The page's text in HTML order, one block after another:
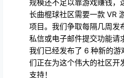
★★★★★
毫无疑问
不错的游戏，推荐玩和购买
上游戏的控制按钮很有意义